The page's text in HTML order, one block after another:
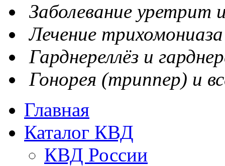
Заболевание уретрит
Лечение
Гарднереллёз и
Гонорея (триппер) и
Главная
Каталог КВД
КВД России